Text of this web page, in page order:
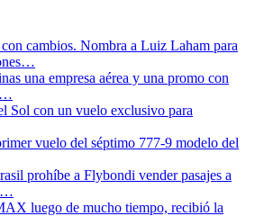
cambios. Nombra a Luiz Laham para
una empresa aérea y una promo con
Sol con un vuelo exclusivo para
vuelo del séptimo 777-9 modelo del
prohíbe a Flybondi vender pasajes a
luego de mucho tiempo, recibió la